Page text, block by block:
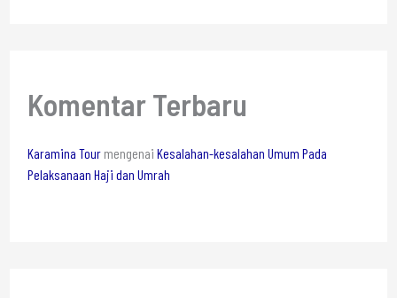
Komentar Terbaru
Karamina Tourmengenai Kesalahan-kesalahan Umum Pada
Pelaksanaan Haji dan Umrah